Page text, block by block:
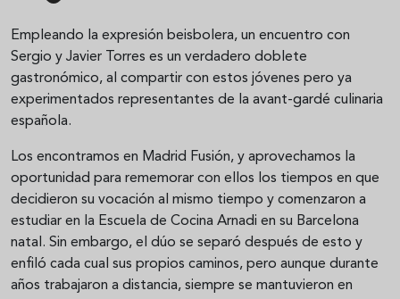
Empleando la expresión beisbolera, un encuentro con
Sergio y Javier Torres es un verdadero doblete
gastronómico, al compartir con estos jóvenes pero ya
experimentados representantes de la avant-gardé culinaria
española.
Los encontramos en Madrid Fusión, y aprovechamos la
oportunidad para rememorar con ellos los tiempos en que
decidieron su vocación al mismo tiempo y comenzaron a
estudiar en la Escuela de Cocina Arnadi en su Barcelona
natal. Sin embargo, el dúo se separó después de esto y
enfiló cada cual sus propios caminos, pero aunque durante
años trabajaron a distancia, siempre se mantuvieron en